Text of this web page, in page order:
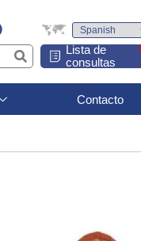
Lista de
consultas
Contacto